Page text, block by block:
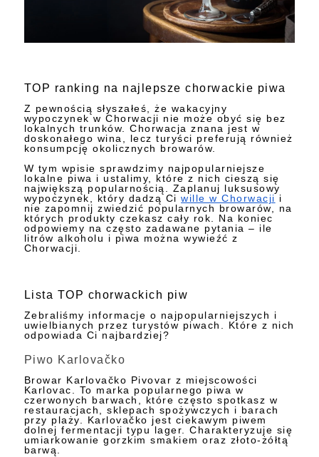
TOP ranking na najlepsze chorwackie piwa
Z pewnością słyszałeś, że wakacyjny
wypoczynek w Chorwacji nie może obyć się bez
lokalnych trunków. Chorwacja znana jest w
doskonałego wina, lecz turyści preferują również
konsumpcję okolicznych browarów.
W tym wpisie sprawdzimy najpopularniejsze
lokalne piwa i ustalimy, które z nich cieszą się
największą popularnością. Zaplanuj luksusowy
wypoczynek, który dadzą Ciwille w Chorwacji i
nie zapomnij zwiedzić popularnych browarów, na
których produkty czekasz cały rok. Na koniec
odpowiemy na często zadawane pytania – ile
litrów alkoholu i piwa można wywieźć z
Chorwacji.
Lista TOP chorwackich piw
Zebraliśmy informacje o najpopularniejszych i
uwielbianych przez turystów piwach. Które z nich
odpowiada Ci najbardziej?
Piwo Karlovačko
Browar Karlovačko Pivovar z miejscowości
Karlovac. To marka popularnego piwa w
czerwonych barwach, które często spotkasz w
restauracjach, sklepach spożywczych i barach
przy plaży. Karlovačko jest ciekawym piwem
dolnej fermentacji typu lager. Charakteryzuje się
umiarkowanie gorzkim smakiem oraz złoto-żółtą
barwą.